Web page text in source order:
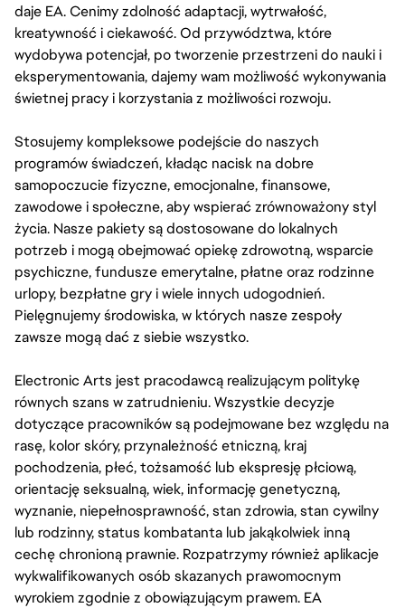
daje EA. Cenimy zdolność adaptacji, wytrwałość,
kreatywność i ciekawość. Od przywództwa, które
wydobywa potencjał, po tworzenie przestrzeni do nauki i
eksperymentowania, dajemy wam możliwość wykonywania
świetnej pracy i korzystania z możliwości rozwoju.
Stosujemy kompleksowe podejście do naszych
programów świadczeń, kładąc nacisk na dobre
samopoczucie fizyczne, emocjonalne, finansowe,
zawodowe i społeczne, aby wspierać zrównoważony styl
życia. Nasze pakiety są dostosowane do lokalnych
potrzeb i mogą obejmować opiekę zdrowotną, wsparcie
psychiczne, fundusze emerytalne, płatne oraz rodzinne
urlopy, bezpłatne gry i wiele innych udogodnień.
Pielęgnujemy środowiska, w których nasze zespoły
zawsze mogą dać z siebie wszystko.
Electronic Arts jest pracodawcą realizującym politykę
równych szans w zatrudnieniu. Wszystkie decyzje
dotyczące pracowników są podejmowane bez względu na
rasę, kolor skóry, przynależność etniczną, kraj
pochodzenia, płeć, tożsamość lub ekspresję płciową,
orientację seksualną, wiek, informację genetyczną,
wyznanie, niepełnosprawność, stan zdrowia, stan cywilny
lub rodzinny, status kombatanta lub jakąkolwiek inną
cechę chronioną prawnie. Rozpatrzymy również aplikacje
wykwalifikowanych osób skazanych prawomocnym
wyrokiem zgodnie z obowiązującym prawem. EA